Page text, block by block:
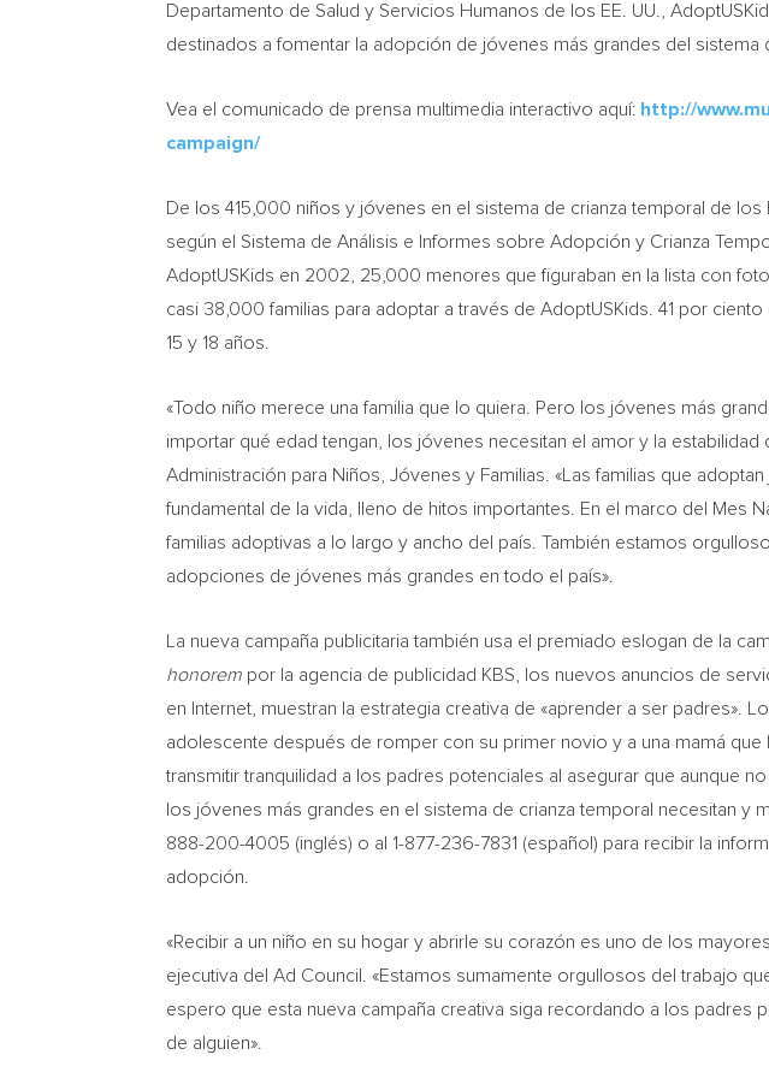
Departamento de Salud y Servicios Humanos de los EE. UU.,
destinados a fomentar la adopción de jóvenes más grandes del sistema
Vea el comunicado de prensa multimedia interactivo aquí: http://
campaign/
De los 415,000 niños y jóvenes en el sistema de crianza temporal de
según el Sistema de Análisis e Informes sobre Adopción y Crianza
AdoptUSKids en 2002, 25,000 menores que figuraban en la lista con
casi 38,000 familias para adoptar a través de AdoptUSKids. 41 por
15 y 18 años.
«Todo niño merece una familia que lo quiera. Pero los jóvenes más
importar qué edad tengan, los jóvenes necesitan el amor y la estabilidad
Administración para Niños, Jóvenes y Familias. «Las familias que
fundamental de la vida, lleno de hitos importantes. En el marco del
familias adoptivas a lo largo y ancho del país. También estamos
adopciones de jóvenes más grandes en todo el país».
La nueva campaña publicitaria también usa el premiado eslogan de la
honorem por la agencia de publicidad KBS, los nuevos anuncios de
en Internet, muestran la estrategia creativa de «aprender a ser padres».
adolescente después de romper con su primer novio y a una mamá
transmitir tranquilidad a los padres potenciales al asegurar que aunque
los jóvenes más grandes en el sistema de crianza temporal necesitan y
888-200-4005 (inglés) o al 1-877-236-7831 (español) para recibir la
adopción.
«Recibir a un niño en su hogar y abrirle su corazón es uno de los
ejecutiva del Ad Council. «Estamos sumamente orgullosos del trabajo
espero que esta nueva campaña creativa siga recordando a los padres
de alguien».